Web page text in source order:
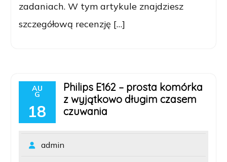
zadaniach. W tym artykule znajdziesz
szczegółową recenzję […]
AU
G
18
Philips E162 – prosta komórka
z wyjątkowo długim czasem
czuwania
admin